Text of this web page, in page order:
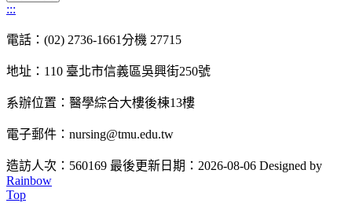
:::
電話：(02) 2736-1661分機 27715
地址：110 臺北市信義區吳興街250號
系辦位置：醫學綜合大樓後棟13樓
電子郵件：nursing@tmu.edu.tw
造訪人次：560169 最後更新日期：2026-08-06 Designed by
Rainbow
Top